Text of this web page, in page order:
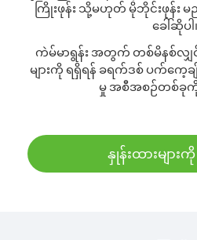
ကြိုးဖုန်း သို့မဟုတ် မိုဘိုင်းဖုန်း
ခေါ်ဆိုပါ
ကဲမ်မာရွန်း အတွက် တစ်မိနစ်လျှ
များကို ရရှိရန် ခရက်ဒစ် ပက်ကေ့ခ
မှု အစီအစဉ်တစ်ခု
နှုန်းထားများ